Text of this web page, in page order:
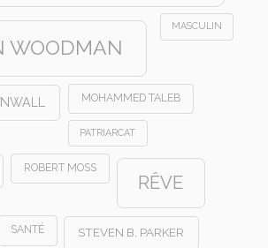
WOODMAN
MASCULIN
MOHAMMED TALEB
PATRIARCAT
ROBERT MOSS
RÊVE
SANTÉ STEVEN B. PARKER